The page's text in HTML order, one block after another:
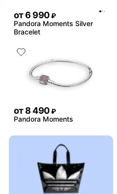
от6 990 ₽
Pandora Moments Silver
Bracelet
от8 490 ₽
Pandora Moments